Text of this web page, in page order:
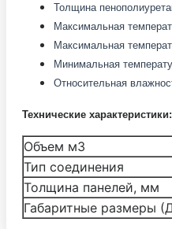
Толщина
Максимальная
Максимальная
Минимальная
Относительная
Технические характеристики:
Объем м3
Тип соединения
Толщина панелей, мм
Габаритные размеры